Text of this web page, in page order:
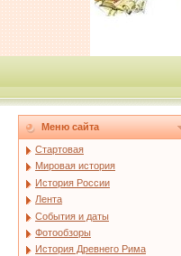
Меню сайта
Стартовая
Мировая история
История России
Лента
События и даты
Фотообзоры
История Древнего Рима